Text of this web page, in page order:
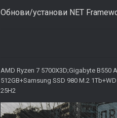
Обнови/установи NET
AMD Ryzen 7 5700X3D;Gigabyte B550
512GB+Samsung SSD 980 M.2
25H2